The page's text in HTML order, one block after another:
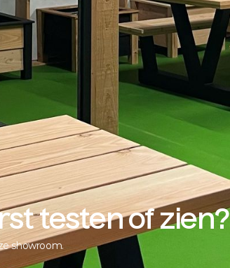
testen of zien?
showroom.